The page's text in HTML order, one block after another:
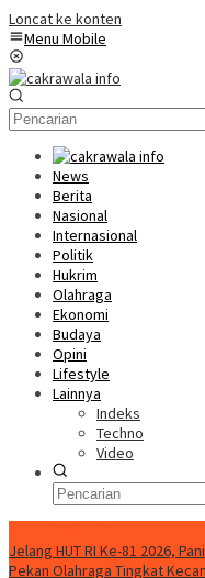
Loncat ke konten
Menu Mobile
News
Berita
Nasional
Internasional
Politik
Hukrim
Olahraga
Ekonomi
Budaya
Opini
Lifestyle
Lainnya
Indeks
Techno
Video
Jelang HUT RI Ke-81 2026,
Pekan Olahraga Tingkat